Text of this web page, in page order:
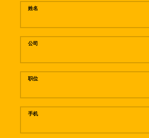
姓名
公司
职位
手机